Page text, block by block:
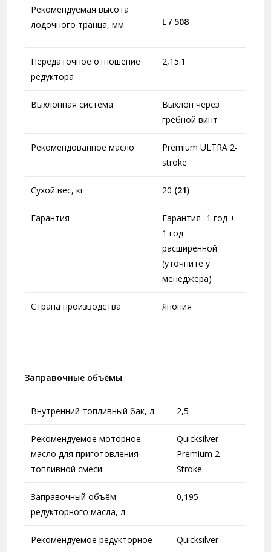
Рекомендуемая высота
лодочного транца, мм
L / 508
Передаточное отношение
редуктора
2,15:1
Выхлопная система
Выхлоп через
гребной винт
Рекомендованное масло
Premium ULTRA 2-
stroke
Сухой вес, кг 20 (21)
Гарантия
Гарантия -1 год +
1 год
расширенной
(уточните у
менеджера)
Страна производства Япония
Заправочные объёмы
Внутренний топливный бак, л 2,5
Рекомендуемое моторное
масло для приготовления
топливной смеси
Quicksilver
Premium 2-
Stroke
Заправочный объём
редукторного масла, л
0,195
Рекомендуемое редукторное
Quicksilver